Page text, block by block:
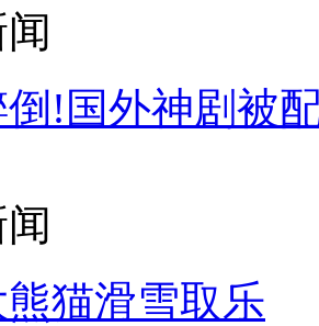
!国外神剧被
猫滑雪取乐